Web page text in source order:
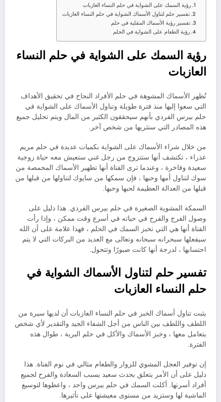
رؤية السمك على الشواية في حلم النساء العازبات
تفسير حلم لتناول الأسماك الشواية في حلم النساء العازبات
تفسير رؤية الأسماك المقلية في حلم
رؤية الطعام على الشواية في الحلم
رؤية السمك على الشواية في حلم النساء
العازبات
تُظهر الأسماك المشوهة في حلم الأفراد النجاح في تحقيق الأهداف
التي سعوا إليها منذ فترة طويلة وتناول الأسماك على الشواية في
حلم بيرس الفردي بأنهم سيحققون الكثير من المال ويتم تحليل جميع
هذه المصادر التي ستثريها من شخص آخر.
من خلال شراء الأسماك على الشواية بكميات عديدة في حلم مريم
عذراء ، تكتشف أنها ستتزوج من رجل غني ستعيش معه حياة زوجية
سعيدة وفاخرة ، وعندما ترى الفتاة أنها تطهير الأسماك المحمصة من
سوك لتناول أمها وحبها ، فإن سمكها من سايوك لتناولها من قبلها من
قبلها من العدالة العظيمة لحبها وحبها.
السمكة المشوية الصغيرة في حلم بيرس الفردي. هذا دليل على
وصول الفرج والفرح في حياته في أسرع وقت ممكن ، وإذا رأت
الفتاة أنها هي التي تخبز السمك في الحلم ، فهذا علامة على أن الله
سيفعلها سبحرانه سبحانه وتعالى مع العديد من البركات التي لا يتم
احتسابها ، لدرجة أنها كانت صبورًا وتتحول.
تفسير حلم لتناول الأسماك الشواية في
حلم النساء العازبات
يثبت تناول أسماك الخبز في حلم النساء العازبات أن لديها سيرة من
اللطف واللطف بين الناس من أجل الشفاء الجيد والتقدير لأي شخص
يتعامل معها ، وخبز الأسماك والأكل في حلم البرية ، طوال هذه
الفترة.
إن توفير العجل المشوي للزوار والطعام مثالي في نوم الفتاة. هذا
دليل على أن الأمر يتعلق بحدث سعيد يسبب السعادة والفرح لجميع
أفراد أسرتها. أكلت السمك في حلم بيرس واحد ، واعظوها لتوسيع
الماشية لها وستزيد من مستوى معيشتها على تأثيرها.